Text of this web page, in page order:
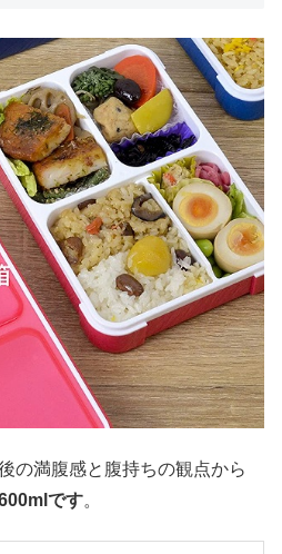
の満腹感と腹持ちの観点から
です。